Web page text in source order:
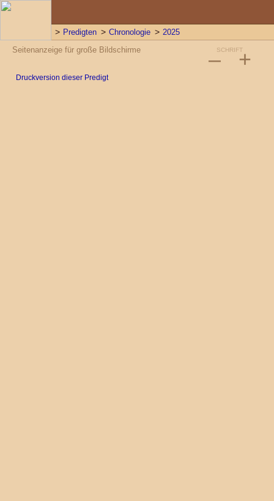
Predigten Chronologie 2025
SCHRIFT
– +
Seitenanzeige für große Bildschirme
Druckversion dieser Predigt